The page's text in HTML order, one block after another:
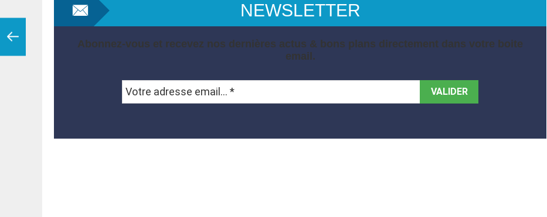
NEWSLETTER
Abonnez-vous et recevez nos dernières actus & bons plans directement dans votre boite
email.